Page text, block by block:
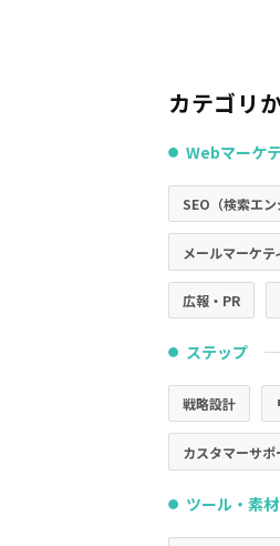
カテゴリ
● Webマーケ
SEO（検索エン
メールマーケテ
広報・PR
● ステップ
戦略設計
カスタマーサ
● ツール・素材